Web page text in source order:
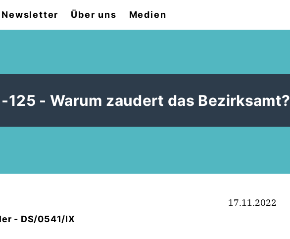
Newsletter Über uns Medien
125 - Warum zaudert das Bezirksamt?
- DS/0541/IX
17.11.2022